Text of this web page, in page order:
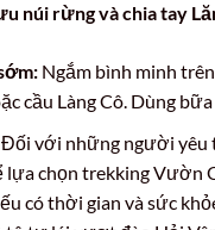
núi rừng và chia tay
Ngắm bình minh
cầu Làng Cô. Dùng bữa
với những người yêu
lựa chọn trekking Vườn
có thời gian và sức